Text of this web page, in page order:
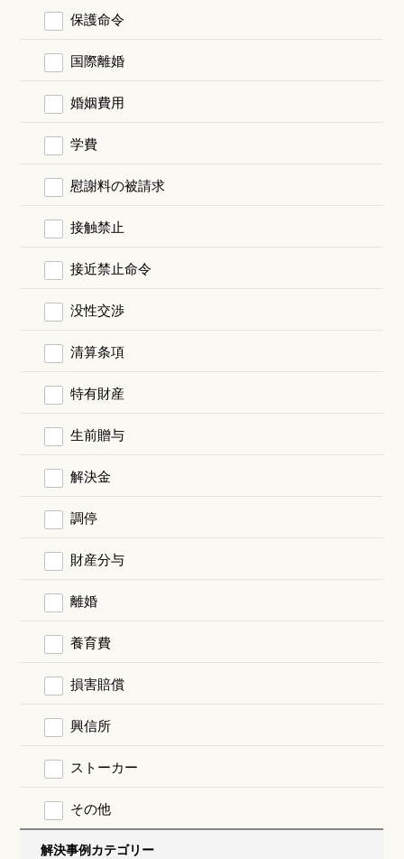
保護命令
国際離婚
婚姻費用
学費
慰謝料の被請求
接触禁止
接近禁止命令
没性交渉
清算条項
特有財産
生前贈与
解決金
調停
財産分与
離婚
養育費
損害賠償
興信所
ストーカー
その他
解決事例カテゴリー